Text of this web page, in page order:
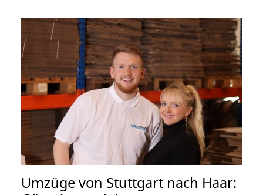
Umzüge von Stuttgart nach Haar: